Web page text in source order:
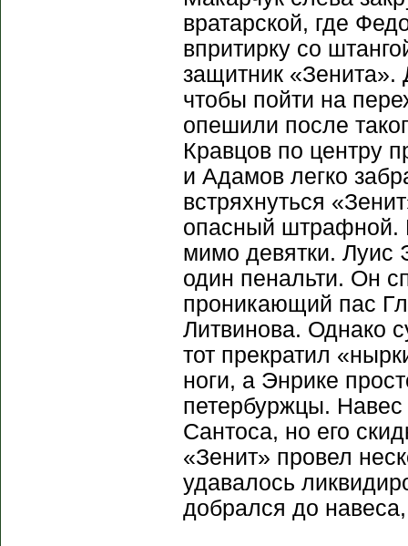
вратарской, где
впритирку со
защитник
чтобы пойти на
опешили после
Кравцов по центру
и Адамов легко
встряхнуться
опасный штрафной.
мимо девятки. Луис
один пенальти. Он
проникающий пас
Литвинова. Однако
тот прекратил
ноги, а Энрике
петербуржцы.
Сантоса, но его
«Зенит» провел
удавалось
добрался до